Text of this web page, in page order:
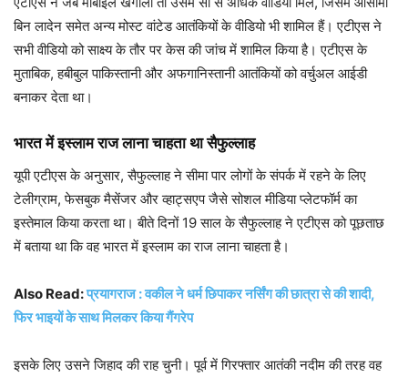
बिन लादेन समेत अन्य मोस्ट वांटेड आतंकियों के वीडियो भी शामिल हैं। एटीएस ने
सभी वीडियो को साक्ष्य के तौर पर केस की जांच में शामिल किया है। एटीएस के
मुताबिक, हबीबुल पाकिस्तानी और अफगानिस्तानी आतंकियों को वर्चुअल आईडी
बनाकर देता था।
भारत में इस्लाम राज लाना चाहता था सैफुल्लाह
यूपी एटीएस के अनुसार, सैफुल्लाह ने सीमा पार लोगों के संपर्क में रहने के लिए
टेलीग्राम, फेसबुक मैसेंजर और व्हाट्सएप जैसे सोशल मीडिया प्लेटफॉर्म का
इस्तेमाल किया करता था। बीते दिनों 19 साल के सैफुल्लाह ने एटीएस को पूछताछ
में बताया था कि वह भारत में इस्लाम का राज लाना चाहता है।
Also Read:प्रयागराज : वकील ने धर्म छिपाकर नर्सिंग की छात्रा से की शादी,
फिर भाइयों के साथ मिलकर किया गैंगरेप
इसके लिए उसने जिहाद की राह चुनी। पूर्व में गिरफ्तार आतंकी नदीम की तरह वह